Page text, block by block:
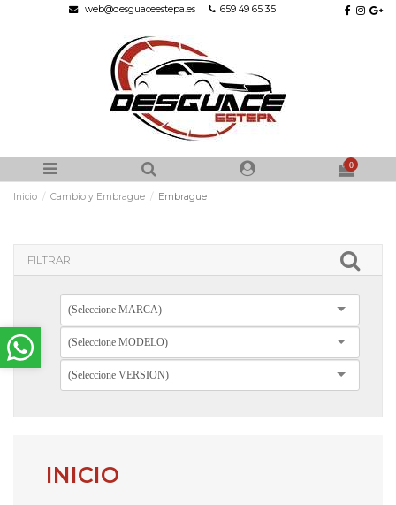
web@desguaceestepa.es 659 49 65 35
0
Inicio Cambio y Embrague Embrague
FILTRAR
(Seleccione MARCA)
(Seleccione MODELO)
(Seleccione VERSION)
INICIO